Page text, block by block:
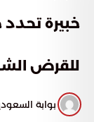
خبيرة
للقرض
بوابة